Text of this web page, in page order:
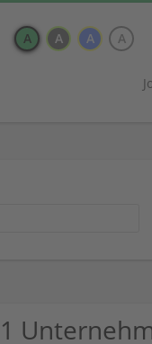
A A A A
1